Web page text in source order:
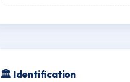
🏛 Identification